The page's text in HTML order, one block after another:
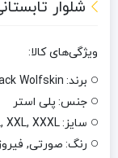
شلوار
ویژگی‌های کالا:
برند: Wolfskin
جنس: پلی استر
سایز:XXL, XXXL
رنگ: صورتی,